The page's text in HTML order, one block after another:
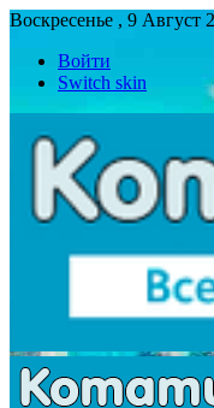
Воскресенье , 9 Август
Войти
Switch skin